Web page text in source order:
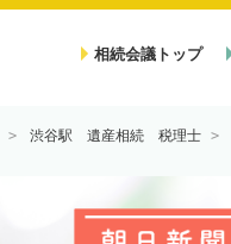
相続会議トップ
渋谷駅 遺産相続 税理士